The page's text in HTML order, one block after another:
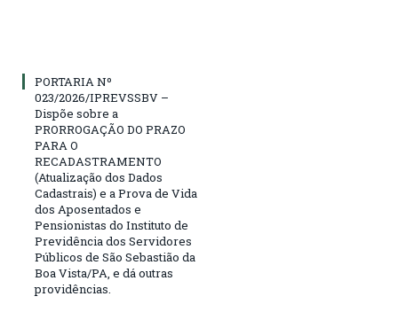
PORTARIA Nº
023/2026/IPREVSSBV –
Dispõe sobre a
PRORROGAÇÃO DO PRAZO
PARA O
RECADASTRAMENTO
(Atualização dos Dados
Cadastrais) e a Prova de Vida
dos Aposentados e
Pensionistas do Instituto de
Previdência dos Servidores
Públicos de São Sebastião da
Boa Vista/PA, e dá outras
providências.